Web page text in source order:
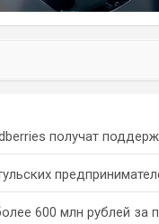
получат
600 млн рублей за